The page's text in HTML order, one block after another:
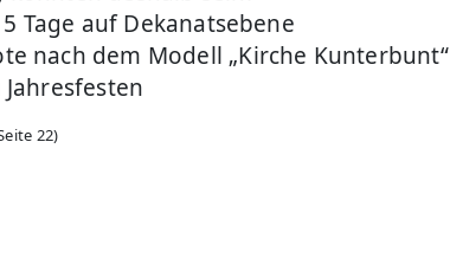
Tage auf Dekanatsebene
nach dem Modell „Kirche Kunterbunt“
22)